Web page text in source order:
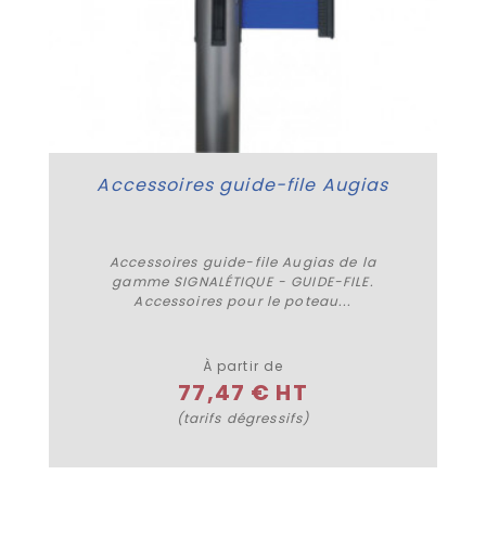
Accessoires guide-file Augias
Accessoires guide-file Augias de la
gamme SIGNALÉTIQUE - GUIDE-FILE.
Accessoires pour le poteau...
À partir de
77,47 € HT
(tarifs dégressifs)